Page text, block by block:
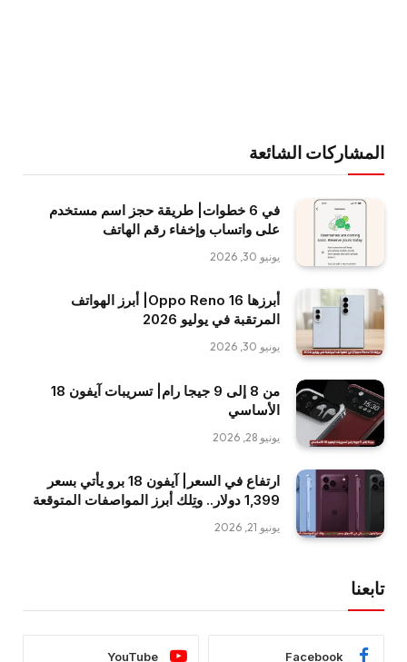
المشاركات الشائعة
في 6 خطوات| طريقة حجز اسم مستخدم
على واتساب وإخفاء رقم الهاتف
يونيو 30, 2026
أبرزها Oppo Reno 16| أبرز الهواتف
المرتقبة في يوليو 2026
يونيو 30, 2026
من 8 إلى 9 جيجا رام| تسريبات آيفون 18
الأساسي
يونيو 28, 2026
ارتفاع في السعر| آيفون 18 برو يأتي بسعر
1,399 دولار.. وتِلك أبرز المواصفات المتوقعة
يونيو 21, 2026
تابعنا
Facebook
YouTube